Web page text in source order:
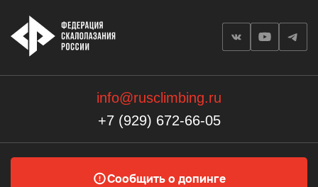
info@rusclimbing.ru
+7 (929) 672-66-05
Сообщить о допинге